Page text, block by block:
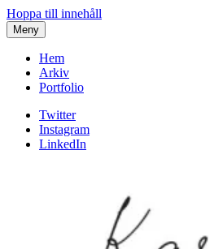
Hoppa till innehåll
Meny
Hem
Arkiv
Portfolio
Twitter
Instagram
LinkedIn